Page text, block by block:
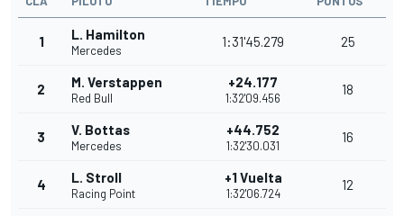
1 L. Hamilton
Mercedes
1:31'45.279 25
2 M. Verstappen
Red Bull
+24.177
1:32'09.456
18
3 V. Bottas
Mercedes
+44.752
1:32'30.031
16
4 L. Stroll
Racing Point
+1 Vuelta
1:32'06.724
12